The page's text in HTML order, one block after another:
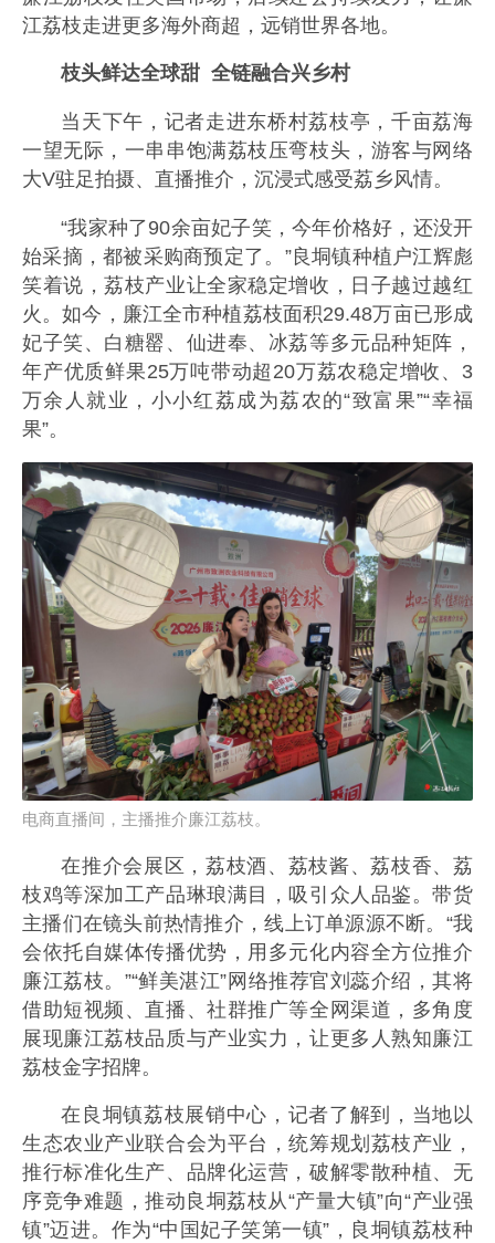
江荔枝走进更多海外商超，远销世界各地。
枝头鲜达全球甜全链融合兴乡村
当天下午，记者走进东桥村荔枝亭，千亩荔海
一望无际，一串串饱满荔枝压弯枝头，游客与网络
大V驻足拍摄、直播推介，沉浸式感受荔乡风情。
“我家种了90余亩妃子笑，今年价格好，还没开
始采摘，都被采购商预定了。”良垌镇种植户江辉彪
笑着说，荔枝产业让全家稳定增收，日子越过越红
火。如今，廉江全市种植荔枝面积29.48万亩已形成
妃子笑、白糖罂、仙进奉、冰荔等多元品种矩阵，
年产优质鲜果25万吨带动超20万荔农稳定增收、3
万余人就业，小小红荔成为荔农的“致富果”“幸福
果”。
电商直播间，主播推介廉江荔枝。
在推介会展区，荔枝酒、荔枝酱、荔枝香、荔
枝鸡等深加工产品琳琅满目，吸引众人品鉴。带货
主播们在镜头前热情推介，线上订单源源不断。“我
会依托自媒体传播优势，用多元化内容全方位推介
廉江荔枝。”“鲜美湛江”网络推荐官刘蕊介绍，其将
借助短视频、直播、社群推广等全网渠道，多角度
展现廉江荔枝品质与产业实力，让更多人熟知廉江
荔枝金字招牌。
在良垌镇荔枝展销中心，记者了解到，当地以
生态农业产业联合会为平台，统筹规划荔枝产业，
推行标准化生产、品牌化运营，破解零散种植、无
序竞争难题，推动良垌荔枝从“产量大镇”向“产业强
镇”迈进。作为“中国妃子笑第一镇”，良垌镇荔枝种